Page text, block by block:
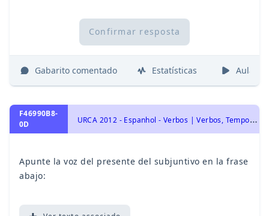
Confirmar resposta
Gabarito comentado Estatísticas Aulas
F46990B8-
0D
U
RCA 2012 - Espanhol - Verbos | Verbos, Tempos Verbais do Subjuntivo | Tiempos Verbales en Subjuntivo (Presente, Pretérito Imperfecto o Perfecto, Pretérito Pluscuamperfecto)
Apunte la voz del presente del subjuntivo en la frase
abajo: